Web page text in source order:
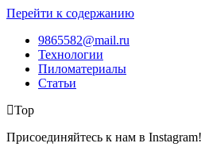
Перейти к содержанию
9865582@mail.ru
Технологии
Пиломатериалы
Статьи
Top
Присоединяйтесь к нам в Instagram!